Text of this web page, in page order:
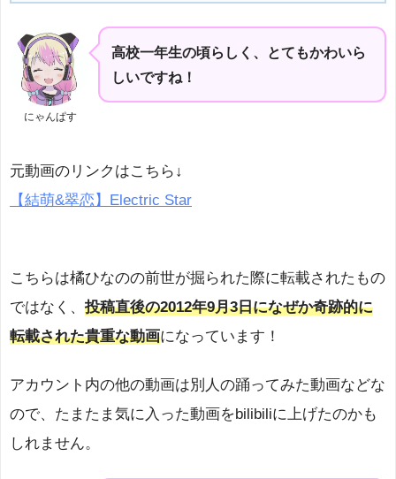
にゃんぱす
高校一年生の頃らしく、とてもかわいら
しいですね！
元動画のリンクはこちら↓
【結萌&翠恋】Electric Star
こちらは橘ひなのの前世が掘られた際に転載されたもの
ではなく、 投稿直後の2012年9月3日になぜか奇跡的に
転載された貴重な動画になっています！
アカウント内の他の動画は別人の踊ってみた動画などな
ので、たまたま気に入った動画をbilibiliに上げたのかも
しれません。